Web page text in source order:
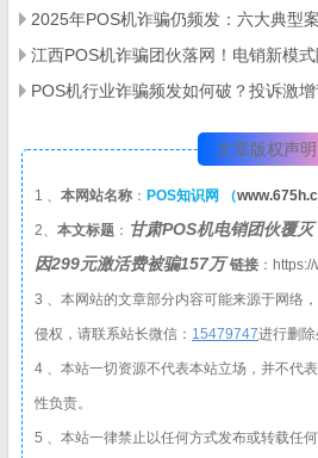
2025年POS机诈骗仍频发：六大典型
江西POS机诈骗团伙落网！电销新模
文章版权声明
1 、 本网站名称 ： POS知识网 （
2、 本文标题 ： 甘肃POS机电销团伙覆
因299元激活费被骗157万链接 ：
3 、本网站的文章部分内容可能来源于网络
侵权，请联系站长微信： 15479747进行删除
4 、本站一切资源不代表本站立场，并不代
性负责。
5 、本站一律禁止以任何方式发布或转载任